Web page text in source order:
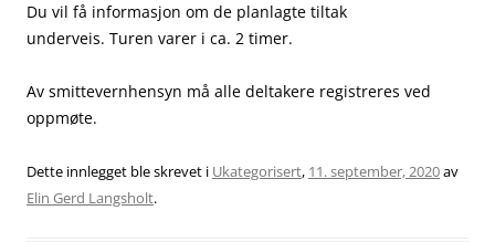
Du vil få informasjon om de planlagte tiltak
underveis. Turen varer i ca. 2 timer.
Av smittevernhensyn må alle deltakere registreres ved
oppmøte.
Dette innlegget ble skrevet i Ukategorisert, 11. september, 2020av
Elin Gerd Langsholt.